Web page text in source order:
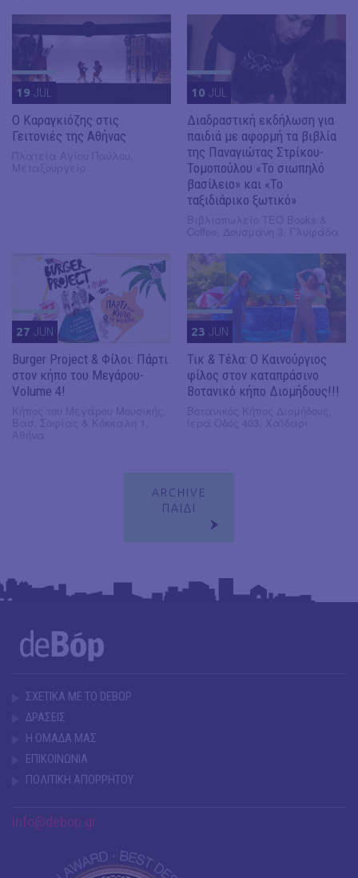
19 JUL
​Ο Καραγκιόζης στις
Γειτονιές της Αθήνας
10 JUL
Διαδραστική εκδήλωση για
παιδιά με αφορμή τα βιβλία
της Παναγιώτας Στρίκου-
Τομοπούλου «Το σιωπηλό
βασίλειο» και «Το
ταξιδιάρικο ξωτικό»
27 JUN
Burger Project & Φίλοι: Πάρτι
στον κήπο του Μεγάρου-
Volume 4!
23 JUN
Τικ & Τέλα: Ο Καινούργιος
φίλος στον καταπράσινο
Βοτανικό κήπο Διομήδους!!!
ARCHIVE
ΠΑΙΔΙ
ΣΧΕΤΙΚΑ ΜΕ ΤΟ DEBOP
ΔΡΑΣΕΙΣ
Η ΟΜΑΔΑ ΜΑΣ
ΕΠΙΚΟΙΝΩΝΙΑ
ΠΟΛΙΤΙΚΗ ΑΠΟΡΡΗΤΟΥ
info@debop.gr